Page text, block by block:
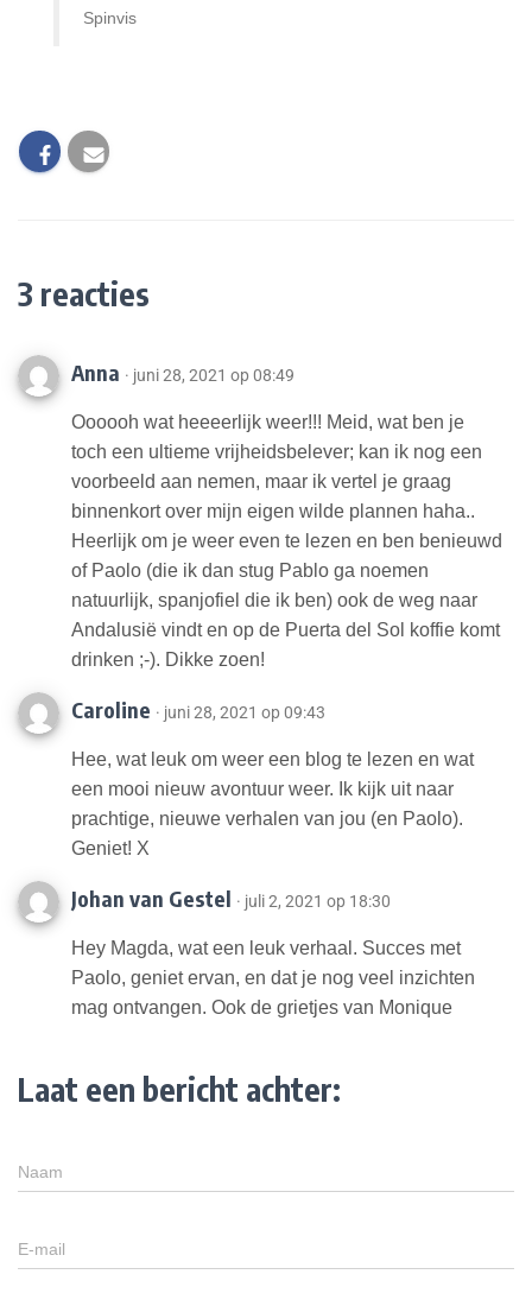
Spinvis
3 reacties
Anna · juni 28, 2021 op 08:49
Oooooh wat heeeerlijk weer!!! Meid, wat ben je
toch een ultieme vrijheidsbelever; kan ik nog een
voorbeeld aan nemen, maar ik vertel je graag
binnenkort over mijn eigen wilde plannen haha..
Heerlijk om je weer even te lezen en ben benieuwd
of Paolo (die ik dan stug Pablo ga noemen
natuurlijk, spanjofiel die ik ben) ook de weg naar
Andalusië vindt en op de Puerta del Sol koffie komt
drinken ;-). Dikke zoen!
Caroline · juni 28, 2021 op 09:43
Hee, wat leuk om weer een blog te lezen en wat
een mooi nieuw avontuur weer. Ik kijk uit naar
prachtige, nieuwe verhalen van jou (en Paolo).
Geniet! X
Johan van Gestel · juli 2, 2021 op 18:30
Hey Magda, wat een leuk verhaal. Succes met
Paolo, geniet ervan, en dat je nog veel inzichten
mag ontvangen. Ook de grietjes van Monique
Laat een bericht achter:
Naam
E-mail